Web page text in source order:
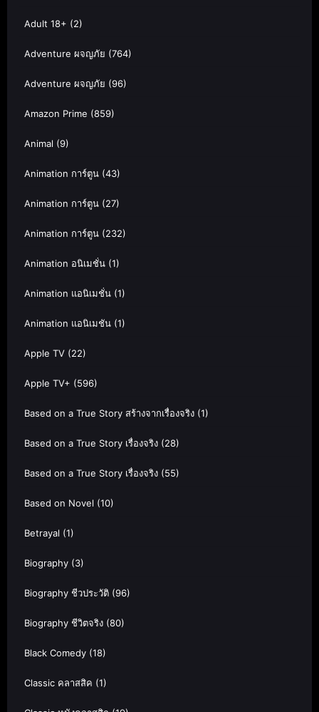
Adult 18+ (2)
Adventure ผจญภัย (764)
Adventure ผจญภัย (96)
Amazon Prime (859)
Animal (9)
Animation การ์ตูน (43)
Animation การ์ตูน (27)
Animation การ์ตูน (232)
Animation อนิเมชั่น (1)
Animation แอนิเมชั่น (1)
Animation แอนิเมชัน (1)
Apple TV (22)
Apple TV+ (596)
Based on a True Story สร้างจากเรื่องจริง (1)
Based on a True Story เรื่องจริง (28)
Based on a True Story เรื่องจริง (55)
Based on Novel (10)
Betrayal (1)
Biography (3)
Biography ชีวประวัติ (96)
Biography ชีวิตจริง (80)
Black Comedy (18)
Classic คลาสสิค (1)